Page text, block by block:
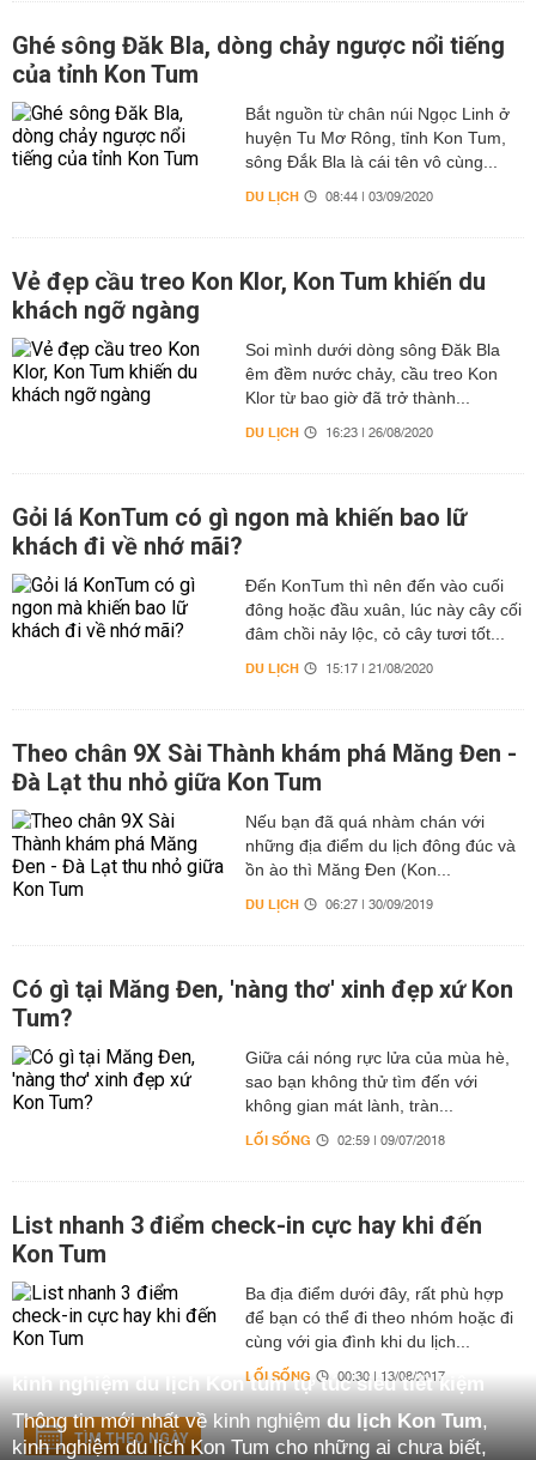
Ghé sông Đăk Bla, dòng chảy ngược nổi tiếng
của tỉnh Kon Tum
Bắt nguồn từ chân núi Ngọc Linh ở
huyện Tu Mơ Rông, tỉnh Kon Tum,
sông Đắk Bla là cái tên vô cùng...
DU LỊCH 08:44 | 03/09/2020
Vẻ đẹp cầu treo Kon Klor, Kon Tum khiến du
khách ngỡ ngàng
Soi mình dưới dòng sông Đăk Bla
êm đềm nước chảy, cầu treo Kon
Klor từ bao giờ đã trở thành...
DU LỊCH 16:23 | 26/08/2020
Gỏi lá KonTum có gì ngon mà khiến bao lữ
khách đi về nhớ mãi?
Đến KonTum thì nên đến vào cuối
đông hoặc đầu xuân, lúc này cây cối
đâm chồi nảy lộc, cỏ cây tươi tốt...
DU LỊCH 15:17 | 21/08/2020
Theo chân 9X Sài Thành khám phá Măng Đen -
Đà Lạt thu nhỏ giữa Kon Tum
Nếu bạn đã quá nhàm chán với
những địa điểm du lịch đông đúc và
ồn ào thì Măng Đen (Kon...
DU LỊCH 06:27 | 30/09/2019
Có gì tại Măng Đen, 'nàng thơ' xinh đẹp xứ Kon
Tum?
Giữa cái nóng rực lửa của mùa hè,
sao bạn không thử tìm đến với
không gian mát lành, tràn...
LỐI SỐNG 02:59 | 09/07/2018
List nhanh 3 điểm check-in cực hay khi đến
Kon Tum
Ba địa điểm dưới đây, rất phù hợp
để bạn có thể đi theo nhóm hoặc đi
cùng với gia đình khi du lịch...
LỐI SỐNG 00:30 | 13/08/2017
TÌM THEO NGÀY
kinh nghiệm du lịch Kon tum tự túc siêu tiết kiệm
Thông tin mới nhất về kinh nghiệmdu lịch Kon Tum,
kinh nghiệm du lịch Kon Tum cho những ai chưa biết,